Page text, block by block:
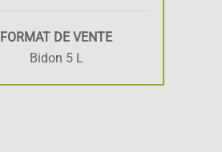
FORMAT DE VENTE
Bidon 5 L